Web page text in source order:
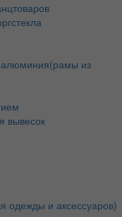
из
вывесок
одежды и аксессуаров)